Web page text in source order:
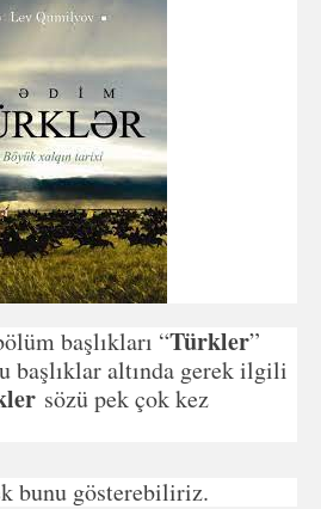
başlıkları “Türkler”
başlıklar altında gerek ilgili
sözü pek çok kez
bunu gösterebiliriz.